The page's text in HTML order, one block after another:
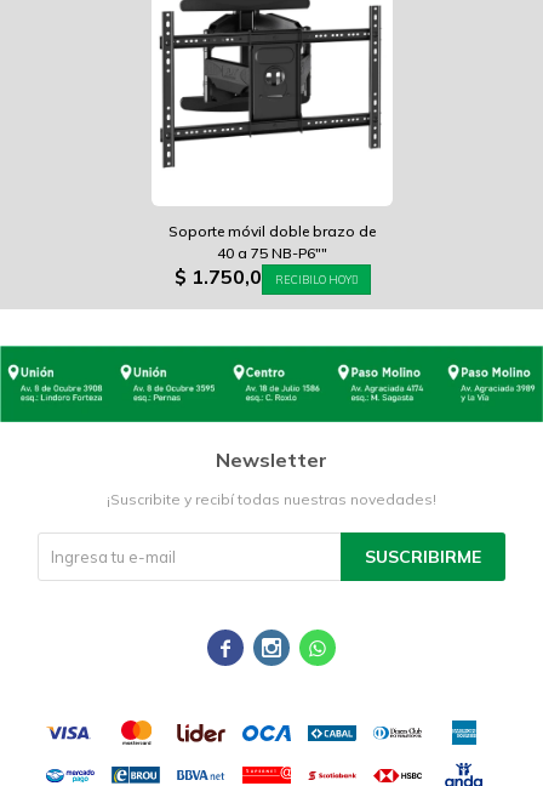
Soporte móvil doble brazo de
40 a 75 NB-P6""
$ 1.750,0 RECIBILO HOY
Newsletter
¡Suscribite y recibí todas nuestras novedades!
SUSCRIBIRME
  